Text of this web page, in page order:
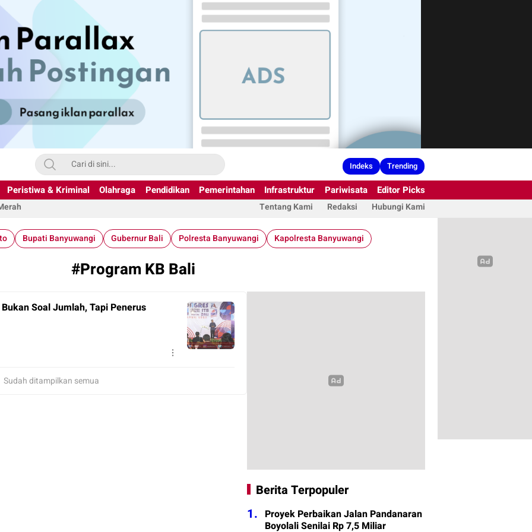
Indeks Trending
Peristiwa & Kriminal Olahraga Pendidikan Pemerintahan Infrastruktur Pariwisata Editor Picks
Tentang Kami Redaksi Hubungi Kami
Bupati Banyuwangi Gubernur Bali Polresta Banyuwangi Kapolresta Banyuwangi
#Program KB Bali
Soal Jumlah, Tapi Penerus
Sudah ditampilkan semua
Berita Terpopuler
1. Proyek Perbaikan Jalan Pandanaran
Boyolali Senilai Rp 7,5 Miliar